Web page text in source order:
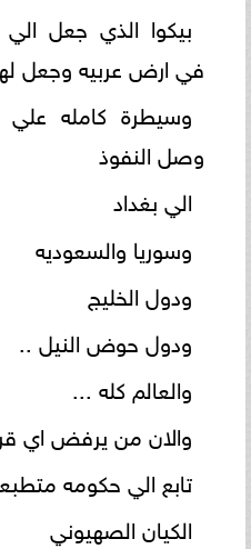
بيكوا الذي جعل الي
في ارض عربيه وجعل
وسيطرة كامله
وصل النفوذ
الي بغداد
وسوريا والسعوديه
ودول الخليج
ودول حوض النيل ..
والعالم كله ...
والان من يرفض اي
تابع الي حكومه
الكيان الصهيوني